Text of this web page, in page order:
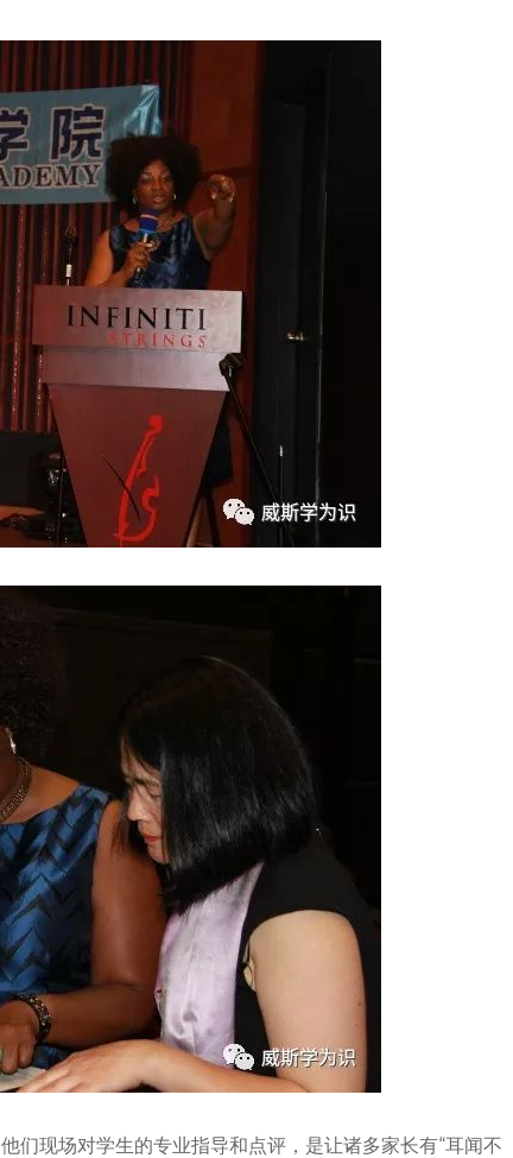
们现场对学生的专业指导和点评，是让诸多家长有“耳闻不